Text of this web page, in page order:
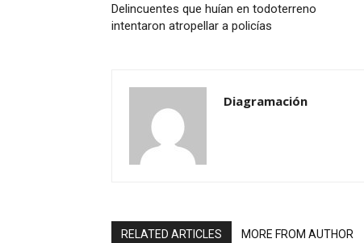
Delincuentes que huían en todoterreno
intentaron atropellar a policías
Diagramación
RELATED ARTICLES MORE FROM AUTHOR